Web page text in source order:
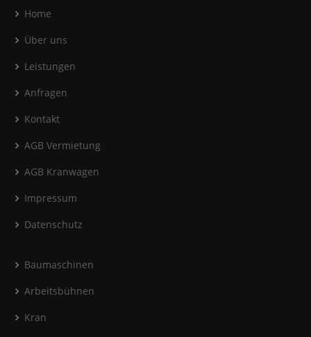
Home
Über uns
Leistungen
Anfragen
Kontakt
AGB Vermietung
AGB Kranwagen
Impressum
Datenschutz
Baumaschinen
Arbeitsbühnen
Kran